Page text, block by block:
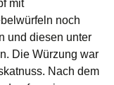
mit
noch
und diesen unter
Die Würzung war
Nach dem